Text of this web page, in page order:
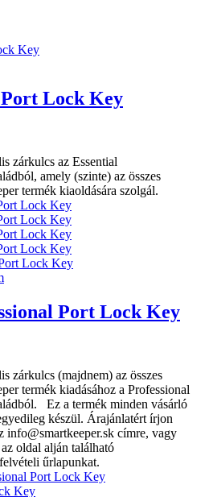
Lock Key
zárkulcs az Essential
amely (szinte) az összes
termék kiaoldására szolgál.
Port Lock Key
zárkulcs (majdnem) az összes
termék kiadásához a Professional
Ez a termék minden vásárló
készül. Árajánlatért írjon
info@smartkeeper.sk címre, vagy
oldal alján található
űrlapunkat.